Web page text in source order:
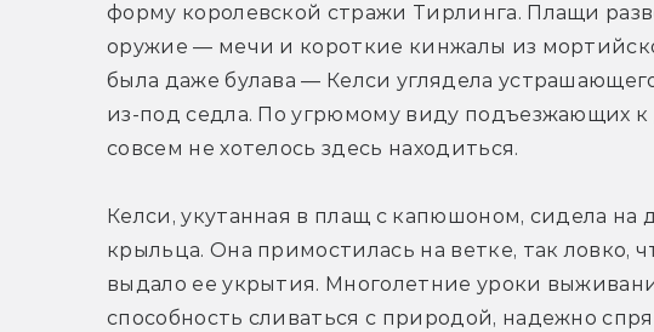
форму королевской стражи Тирлинга. Плащи
оружие — мечи и короткие кинжалы из
была даже булава — Келси углядела
из-под седла. По угрюмому виду подъезжающих
совсем не хотелось здесь находиться.
Келси, укутанная в плащ с капюшоном, сидела на
крыльца. Она примостилась на ветке, так ловко,
выдало ее укрытия. Многолетние уроки
способность сливаться с природой, надежно